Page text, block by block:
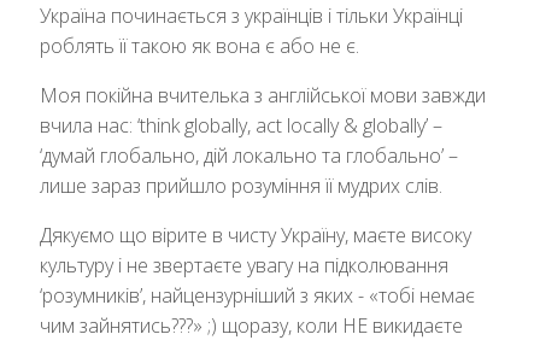
Україна починається з українців і тільки Українці
роблять її такою як вона є або не є.
Моя покійна вчителька з англійської мови завжди
вчила нас: ‘think globally, act locally & globally’ –
‘думай глобально, дій локально та глобально’ –
лише зараз прийшло розуміння її мудрих слів.
Дякуємо що вірите в чисту Україну, маєте високу
культуру і не звертаєте увагу на підколювання
‘розумників’, найцензурніший з яких - «тобі немає
чим зайнятись???» ;) щоразу, коли НЕ викидаєте